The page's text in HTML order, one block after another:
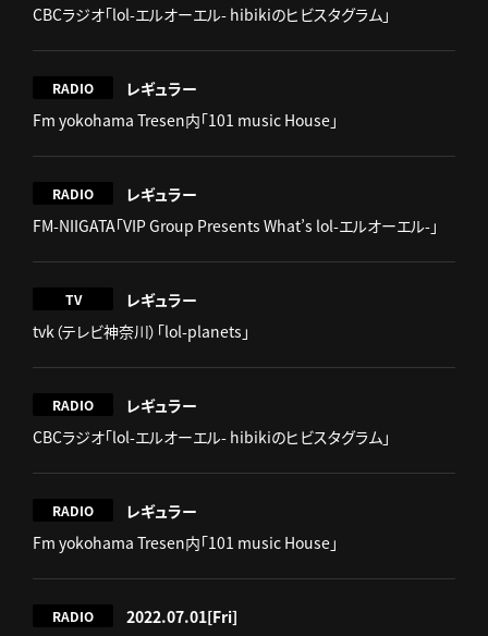
CBCラジオ「lol-エルオーエル- hibikiのヒビスタグラム」
RADIO
レギュラー
Fm yokohama Tresen内「101 music House」
RADIO
レギュラー
FM-NIIGATA「VIP Group Presents What’s lol-エルオーエル-」
TV
レギュラー
tvk（テレビ神奈川）「lol-planets」
RADIO
レギュラー
CBCラジオ「lol-エルオーエル- hibikiのヒビスタグラム」
RADIO
レギュラー
Fm yokohama Tresen内「101 music House」
RADIO 2022.07.01[Fri]